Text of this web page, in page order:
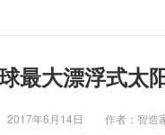
最大漂浮式太
2017年6月14日 作者：智